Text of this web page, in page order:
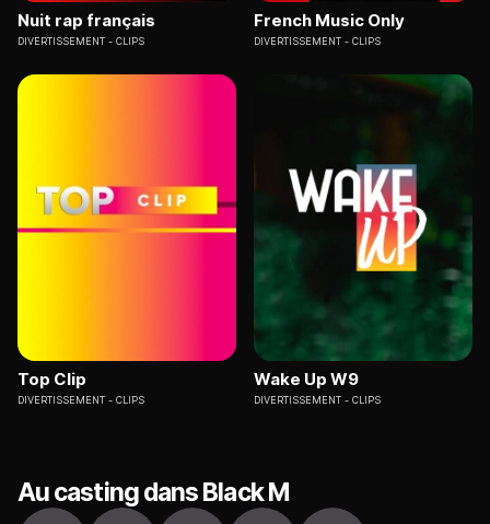
Nuit rap français
DIVERTISSEMENT CLIPS
French Music Only
DIVERTISSEMENT CLIPS
Top Clip
DIVERTISSEMENT CLIPS
Wake Up W9
DIVERTISSEMENT CLIPS
Au casting dans Black M